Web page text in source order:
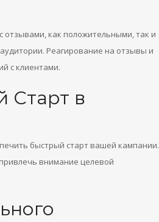
как положительными, так и
Реагирование на отзывы и
с клиентами.
Старт в
быстрый старт вашей кампании.
внимание целевой